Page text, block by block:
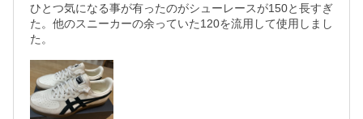
ひとつ気になる事が有ったのがシューレースが150と長すぎ
た。他のスニーカーの余っていた120を流用して使用しまし
た。